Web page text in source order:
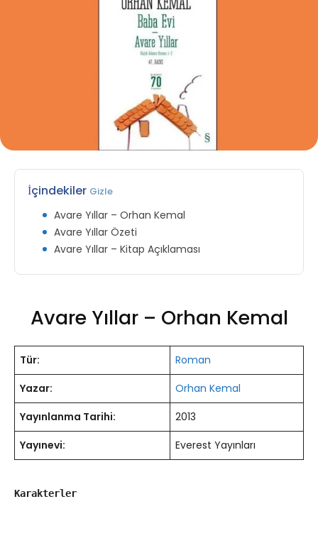
İçindekiler Gizle
Avare Yıllar – Orhan Kemal
Avare Yıllar Özeti
Avare Yıllar – Kitap Açıklaması
Avare Yıllar – Orhan Kemal
Tür:
Roman
Yazar:
Orhan Kemal
Yayınlanma Tarihi:
2013
Yayınevi:
Everest Yayınları
Karakterler